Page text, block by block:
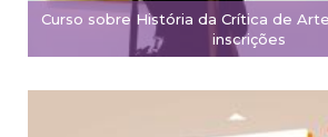
Curso sobre História da Crítica de
inscrições